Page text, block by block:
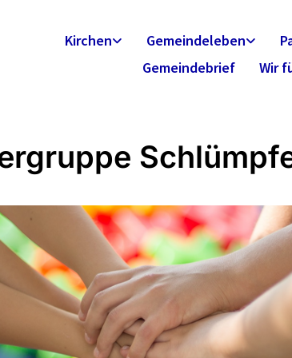
Kirchen Gemeindeleben
Gemeindebrief
Wir